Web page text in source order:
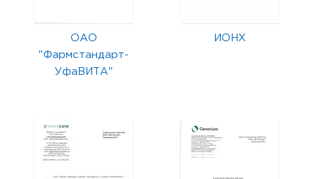
ОАО
"Фармстандарт-
УфаВИТА"
ИОНХ